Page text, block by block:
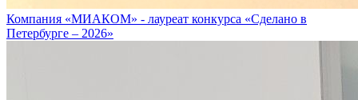
Компания «МИАКОМ» - лауреат конкурса «Сделано в
Петербурге – 2026»